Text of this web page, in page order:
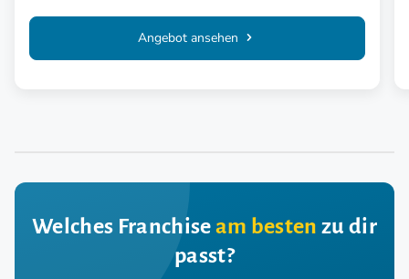
Angebot ansehen
Welches Franchiseam besten zu dir
passt?